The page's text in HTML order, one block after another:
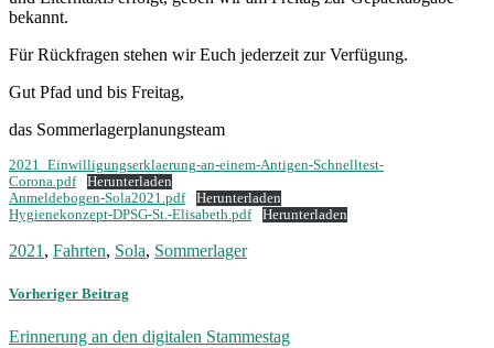
bekannt.
Für Rückfragen stehen wir Euch jederzeit zur Verfügung.
Gut Pfad und bis Freitag,
das Sommerlagerplanungsteam
2021_Einwilligungserklaerung-an-einem-Antigen-Schnelltest-
Corona.pdf
Herunterladen
Anmeldebogen-Sola2021.pdf
Herunterladen
Hygienekonzept-DPSG-St.-Elisabeth.pdf
Herunterladen
2021 , Fahrten, Sola, Sommerlager
Vorheriger Beitrag
Erinnerung an den digitalen Stammestag